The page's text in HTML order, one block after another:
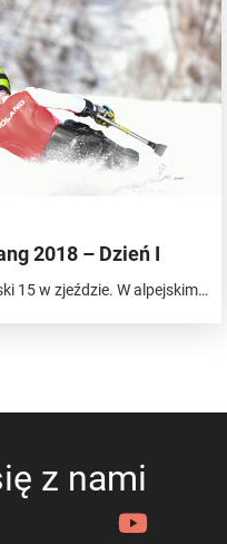
2018 – Dzień I
15 w zjeździe. W alpejskim…
z nami